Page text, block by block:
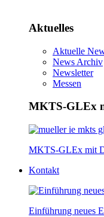
Aktuelles
Aktuelle
News Archiv
Newsletter
Messen
MKTS-GLEx
MKTS-GLEx mit
Kontakt
Einführung neues